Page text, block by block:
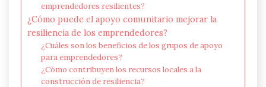
emprendedores resilientes?
¿Cómo puede el apoyo comunitario mejorar la
resiliencia de los emprendedores?
¿Cuáles son los beneficios de los grupos de apoyo
para emprendedores?
¿Cómo contribuyen los recursos locales a la
construcción de resiliencia?